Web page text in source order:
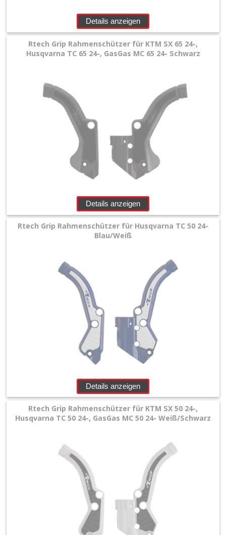
Details anzeigen
Rtech Grip Rahmenschützer für KTM SX 65 24-,
Husqvarna TC 65 24-, GasGas MC 65 24- Schwarz
Details anzeigen
Rtech Grip Rahmenschützer für Husqvarna TC 50 24-
Blau/Weiß
Details anzeigen
Rtech Grip Rahmenschützer für KTM SX 50 24-,
Husqvarna TC 50 24-, GasGas MC 50 24- Weiß/Schwarz